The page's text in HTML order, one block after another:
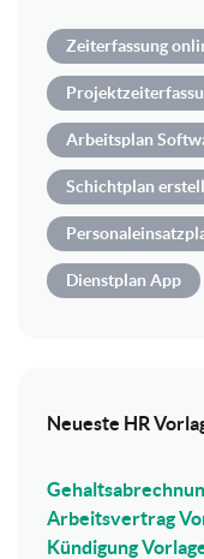
Zeiterfassung
Arbeitsplan
Schichtplan
Dienstplan App
Neueste HR
Arbeitsvertrag
Kündigung